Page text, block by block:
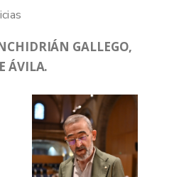
GALLEGO,
ÁVILA.